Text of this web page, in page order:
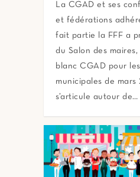
La CGAD et ses
et fédérations
fait partie la FFF a
du Salon des maires,
blanc CGAD pour
municipales de mars
s’articule autour de…